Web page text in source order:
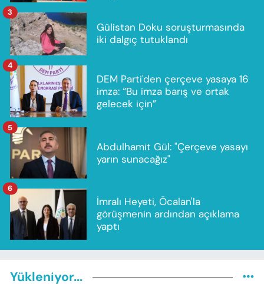
Gülistan Doku soruşturmasında
iki dalgıç tutuklandı
3
DEM Parti'den çerçeve yasaya 16
imza: “Bu imza barış ve ortak
gelecek için”
4
Abdulhamit Gül: "Çerçeve yasayı
yarın sunacağız"
5
İmralı Heyeti, Öcalan'la
görüşmenin ardından açıklama
yaptı
6
Yükleniyor...